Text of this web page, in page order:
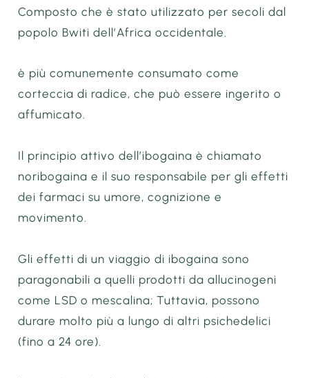
Composto che è stato utilizzato per secoli dal
popolo Bwiti dell’Africa occidentale.
è più comunemente consumato come
corteccia di radice, che può essere ingerito o
affumicato.
Il principio attivo dell’ibogaina è chiamato
noribogaina e il suo responsabile per gli effetti
dei farmaci su umore, cognizione e
movimento.
Gli effetti di un viaggio di ibogaina sono
paragonabili a quelli prodotti da allucinogeni
come LSD o mescalina; Tuttavia, possono
durare molto più a lungo di altri psichedelici
(fino a 24 ore).